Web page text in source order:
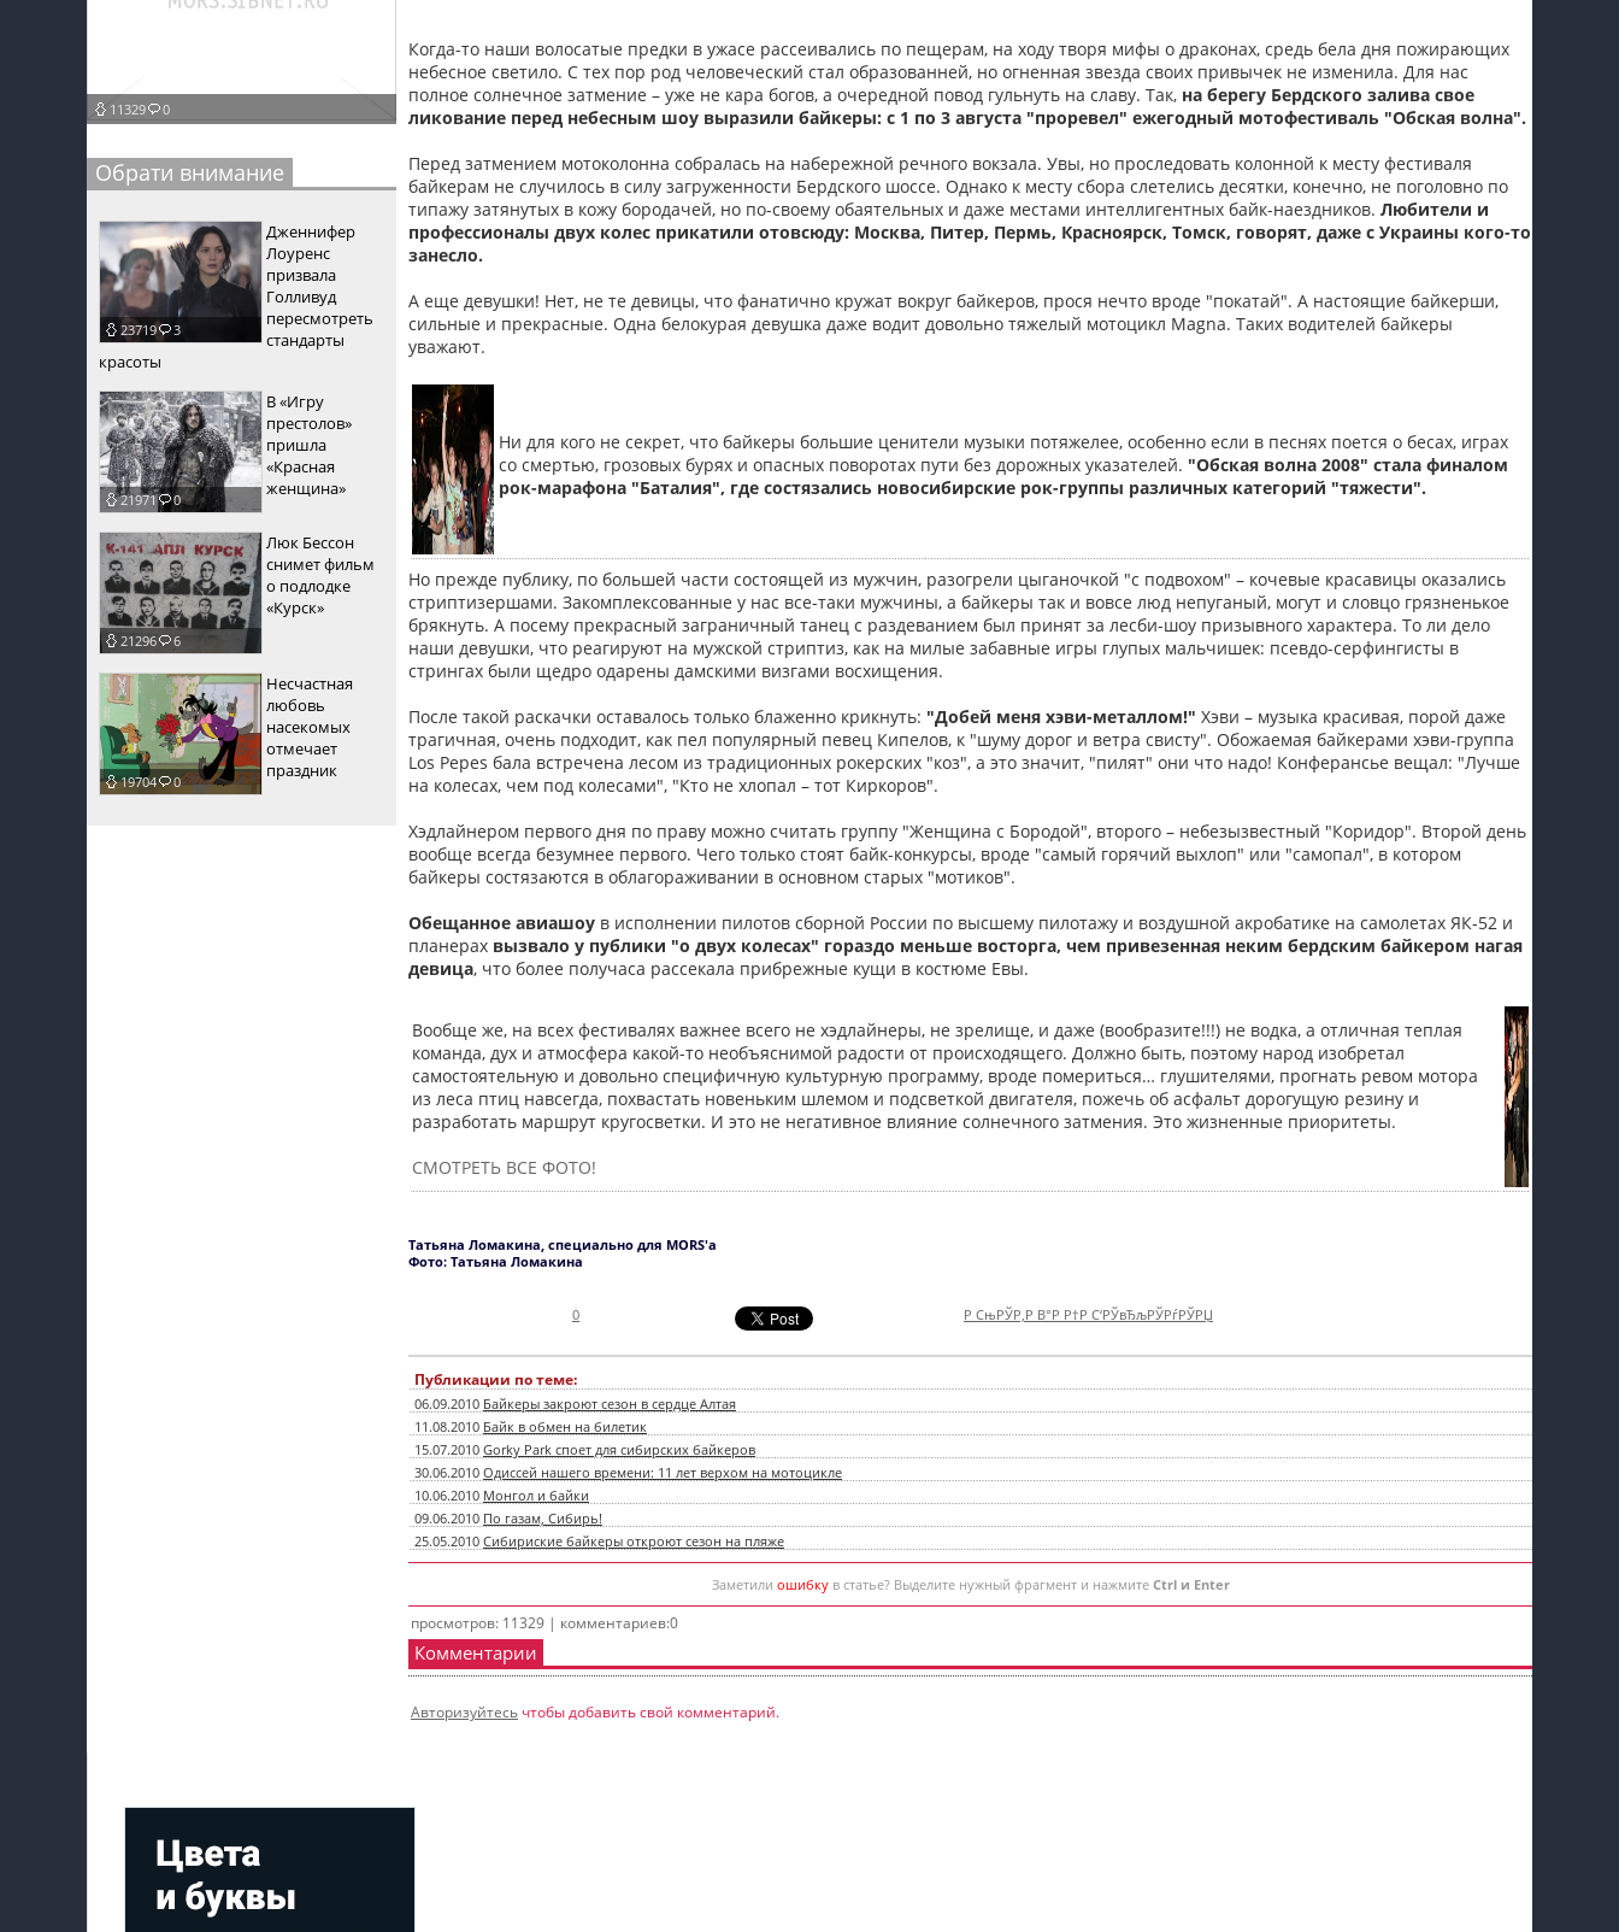
пїЅпїЅпїЅпїЅпїЅпїЅпїЅпїЅпїЅпїЅпїЅ
пїЅпїЅпїЅ
пїЅпїЅпїЅпїЅпїЅпїЅпїЅпїЅпїЅ
пїЅпїЅпїЅ пїЅпїЅпїЅпїЅпїЅпїЅ
пїЅпїЅпїЅпїЅпїЅ
пїЅпїЅпїЅпїЅпїЅпїЅпїЅпїЅпїЅпїЅ
11329 0
Обрати внимание
23719 3
Дженнифер
Лоуренс
призвала
Голливуд
пересмотреть
стандарты
красоты
21971 0
В «Игру
престолов»
пришла
«Красная
женщина»
21296 6
Люк Бессон
снимет фильм
о подлодке
«Курск»
19704 0
Несчастная
любовь
насекомых
отмечает
праздник
Когда-то наши волосатые предки в ужасе рассеивались по пещерам, на ходу творя мифы о драконах, средь бела дня пожирающих
небесное светило. С тех пор род человеческий стал образованней, но огненная звезда своих привычек не изменила. Для нас
полное солнечное затмение – уже не кара богов, а очередной повод гульнуть на славу. Так, на берегу Бердского залива свое
ликование перед небесным шоу выразили байкеры: с 1 по 3 августа "проревел" ежегодный мотофестиваль "Обская волна".
Перед затмением мотоколонна собралась на набережной речного вокзала. Увы, но проследовать колонной к месту фестиваля
байкерам не случилось в силу загруженности Бердского шоссе. Однако к месту сбора слетелись десятки, конечно, не поголовно по
типажу затянутых в кожу бородачей, но по-своему обаятельных и даже местами интеллигентных байк-наездников. Любители и
профессионалы двух колес прикатили отовсюду: Москва, Питер, Пермь, Красноярск, Томск, говорят, даже с Украины кого-то
занесло.
А еще девушки! Нет, не те девицы, что фанатично кружат вокруг байкеров, прося нечто вроде "покатай". А настоящие байкерши,
сильные и прекрасные. Одна белокурая девушка даже водит довольно тяжелый мотоцикл Magna. Таких водителей байкеры
уважают.
Ни для кого не секрет, что байкеры большие ценители музыки потяжелее, особенно если в песнях поется о бесах, играх
со смертью, грозовых бурях и опасных поворотах пути без дорожных указателей. "Обская волна 2008" стала финалом
рок-марафона "Баталия", где состязались новосибирские рок-группы различных категорий "тяжести".
Но прежде публику, по большей части состоящей из мужчин, разогрели цыганочкой "с подвохом" – кочевые красавицы оказались
стриптизершами. Закомплексованные у нас все-таки мужчины, а байкеры так и вовсе люд непуганый, могут и словцо грязненькое
брякнуть. А посему прекрасный заграничный танец с раздеванием был принят за лесби-шоу призывного характера. То ли дело
наши девушки, что реагируют на мужской стриптиз, как на милые забавные игры глупых мальчишек: псевдо-серфингисты в
стрингах были щедро одарены дамскими визгами восхищения.
После такой раскачки оставалось только блаженно крикнуть: "Добей меня хэви-металлом!" Хэви – музыка красивая, порой даже
трагичная, очень подходит, как пел популярный певец Кипелов, к "шуму дорог и ветра свисту". Обожаемая байкерами хэви-группа
Los Pepes бала встречена лесом из традиционных рокерских "коз", а это значит, "пилят" они что надо! Конферансье вещал: "Лучше
на колесах, чем под колесами", "Кто не хлопал – тот Киркоров".
Хэдлайнером первого дня по праву можно считать группу "Женщина с Бородой", второго – небезызвестный "Коридор". Второй день
вообще всегда безумнее первого. Чего только стоят байк-конкурсы, вроде "самый горячий выхлоп" или "самопал", в котором
байкеры состязаются в облагораживании в основном старых "мотиков".
Обещанное авиашоу в исполнении пилотов сборной России по высшему пилотажу и воздушной акробатике на самолетах ЯК-52 и
планерах вызвало у публики "о двух колесах" гораздо меньше восторга, чем привезенная неким бердским байкером нагая
девица, что более получаса рассекала прибрежные кущи в костюме Евы.
Вообще же, на всех фестивалях важнее всего не хэдлайнеры, не зрелище, и даже (вообразите!!!) не водка, а отличная теплая
команда, дух и атмосфера какой-то необъяснимой радости от происходящего. Должно быть, поэтому народ изобретал
самостоятельную и довольно специфичную культурную программу, вроде помериться… глушителями, прогнать ревом мотора
из леса птиц навсегда, похвастать новеньким шлемом и подсветкой двигателя, пожечь об асфальт дорогущую резину и
разработать маршрут кругосветки. И это не негативное влияние солнечного затмения. Это жизненные приоритеты.
СМОТРЕТЬ ВСЕ ФОТО!
Татьяна Ломакина, специально для MORS'а
Фото: Татьяна Ломакина
0 Р СњРЎР‚Р В°Р Р†Р С‘РЎвЂљРЎРѓРЎРЏ
Публикации по теме:
06.09.2010 Байкеры закроют сезон в сердце Алтая
11.08.2010 Байк в обмен на билетик
15.07.2010 Gorky Park споет для сибирских байкеров
30.06.2010 Одиссей нашего времени: 11 лет верхом на мотоцикле
10.06.2010 Монгол и байки
09.06.2010 По газам, Сибирь!
25.05.2010 Сибириские байкеры откроют сезон на пляже
Заметили ошибкув статье? Выделите нужный фрагмент и нажмите Ctrl и Enter
просмотров: 11329 | комментариев:0
Комментарии
Авторизуйтесь чтобы добавить свой комментарий.